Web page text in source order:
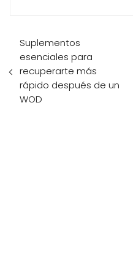
Suplementos
esenciales para
recuperarte más
rápido después de un
WOD